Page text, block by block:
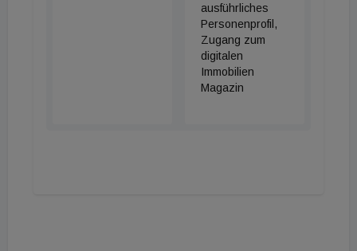
ausführliches
Personenprofil,
Zugang zum
digitalen
Immobilien
Magazin